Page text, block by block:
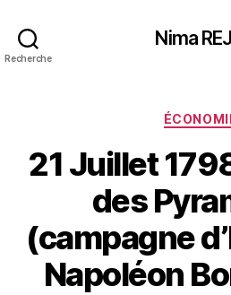
Recherche
Nima
21 Juillet
des
(campagne
Napoléon